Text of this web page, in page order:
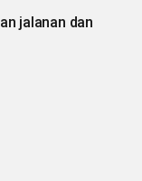
jalanan dan